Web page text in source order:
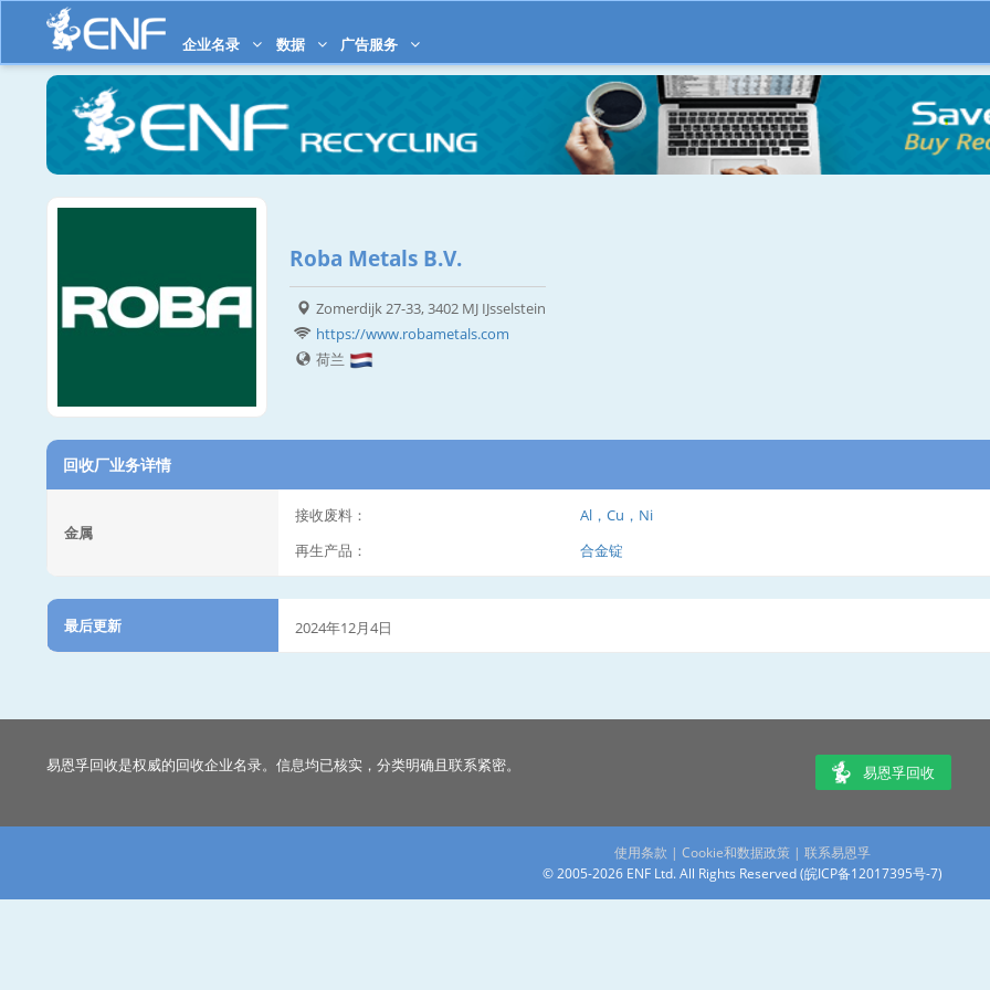
企业名录 数据 广告服务
Roba Metals B.V.
Zomerdijk 27-33, 3402 MJ IJsselstein
https://www.robametals.com
荷兰
回收厂业务详情
金属
接收废料：
Al，Cu，Ni
再生产品：
合金锭
最后更新 2024年12月4日
易恩孚回收是权威的回收企业名录。信息均已核实，分类明确且联系紧密。 易恩孚回收
使用条款 | Cookie和数据政策 | 联系易恩孚
© 2005-2026 ENF Ltd. All Rights Reserved (皖ICP备12017395号-7)